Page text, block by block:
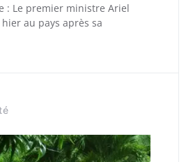
: Le premier ministre Ariel
au pays après sa